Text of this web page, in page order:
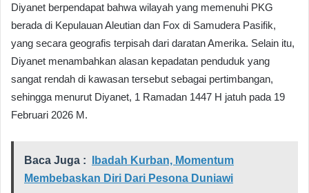
Diyanet berpendapat bahwa wilayah yang memenuhi PKG
berada di Kepulauan Aleutian dan Fox di Samudera Pasifik,
yang secara geografis terpisah dari daratan Amerika. Selain itu,
Diyanet menambahkan alasan kepadatan penduduk yang
sangat rendah di kawasan tersebut sebagai pertimbangan,
sehingga menurut Diyanet, 1 Ramadan 1447 H jatuh pada 19
Februari 2026 M.
Baca Juga :
Ibadah Kurban, Momentum
Membebaskan Diri Dari Pesona Duniawi